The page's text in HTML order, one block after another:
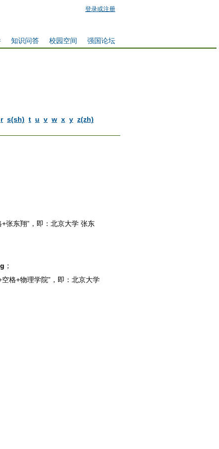
登录或注册
强国论坛
校园空间
知识问答
r s(sh) t u v w x y z(zh)
张东翔”，即：北京大学 张东
；
格+物理学院”，即：北京大学